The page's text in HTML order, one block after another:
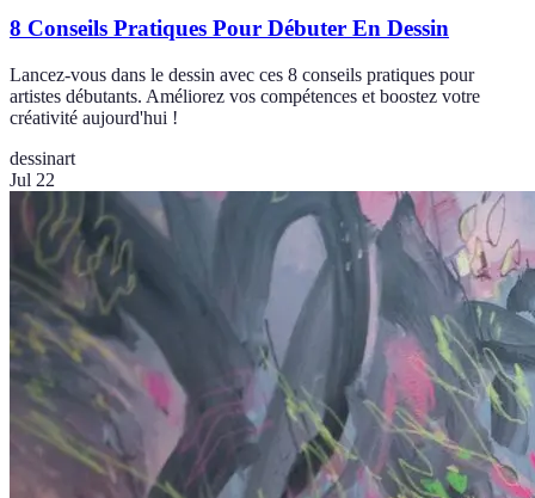
8 Conseils Pratiques Pour Débuter En Dessin
Lancez-vous dans le dessin avec ces 8 conseils pratiques pour
artistes débutants. Améliorez vos compétences et boostez votre
créativité aujourd'hui !
dessinart
Jul 22